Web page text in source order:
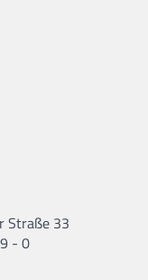
Straße 33
- 0